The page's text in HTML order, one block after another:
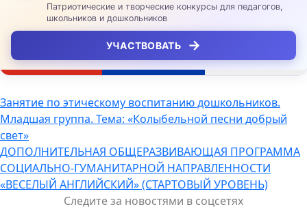
Патриотические и творческие конкурсы для педагогов,
школьников и дошкольников
УЧАСТВОВАТЬ →
Навигация
по
записям
Занятие по этическому воспитанию дошкольников.
Младшая группа. Тема: «Колыбельной песни добрый
свет»
ДОПОЛНИТЕЛЬНАЯ ОБЩЕРАЗВИВАЮЩАЯ ПРОГРАММА
СОЦИАЛЬНО-ГУМАНИТАРНОЙ НАПРАВЛЕННОСТИ
«ВЕСЕЛЫЙ АНГЛИЙСКИЙ» (СТАРТОВЫЙ УРОВЕНЬ)
Следите за новостями в соцсетях